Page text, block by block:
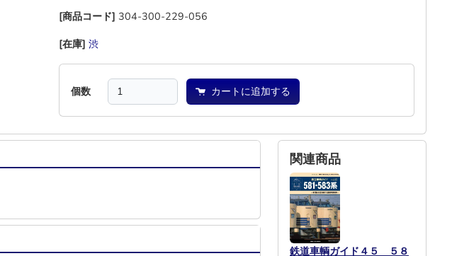
[商品コード] 304-300-229-056
[在庫] 渋
個数 カートに追加する
関連商品
鉄道車輌ガイド４５ ５８